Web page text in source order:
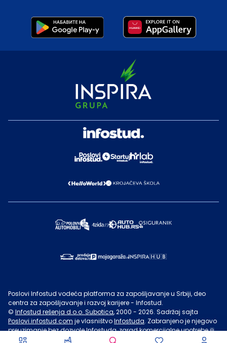
Poslovi Infostud vodeća platforma za zapošljavanje u Srbiji, deo
centra za zapošljavanje i razvoj karijere - Infostud.
© Infostud rešenja d.o.o. Subotica, 2000 - 2026. Sadržaj sajta
Poslovi.infostud.com je vlasništvoInfostuda. Zabranjeno je njegovo
preuzimanje bez dozvoleInfostuda, zarad komercijalne upotrebe ili
u druge svrhe, osim za lične potrebe posetilaca sajta.